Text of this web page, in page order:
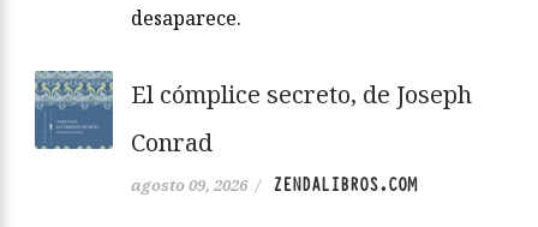
desaparece.
El cómplice secreto, de Joseph
Conrad
agosto 09, 2026 / ZENDALIBROS.COM